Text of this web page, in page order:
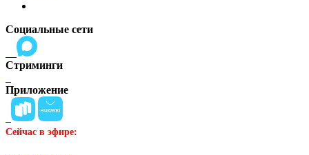
Социальные сети
Стриминги
Приложение
Сейчас в эфире: